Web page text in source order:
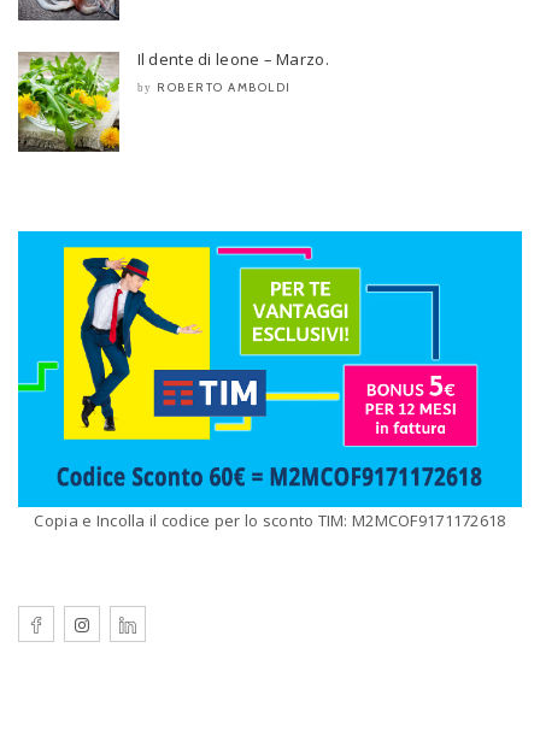
Il dente di leone – Marzo.
by ROBERTO AMBOLDI
Copia e Incolla il codice per lo sconto TIM: M2MCOF9171172618